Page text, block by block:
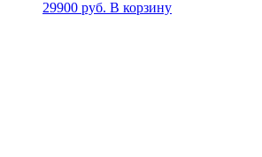
29900 руб. В корзину